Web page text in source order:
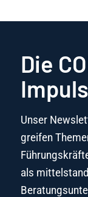
Die
Unser
greifen
als